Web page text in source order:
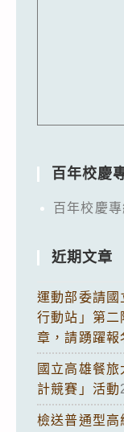
百年校慶
百年校慶專
近期文章
運動部委請國
行動站」第二
章，請踴躍報
國立高雄餐
計競賽」活動
檢送普通型